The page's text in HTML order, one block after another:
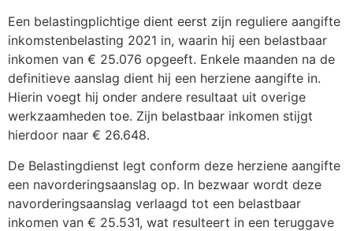
Een belastingplichtige dient eerst zijn reguliere aangifte
inkomstenbelasting 2021 in, waarin hij een belastbaar
inkomen van € 25.076 opgeeft. Enkele maanden na de
definitieve aanslag dient hij een herziene aangifte in.
Hierin voegt hij onder andere resultaat uit overige
werkzaamheden toe. Zijn belastbaar inkomen stijgt
hierdoor naar € 26.648.
De Belastingdienst legt conform deze herziene aangifte
een navorderingsaanslag op. In bezwaar wordt deze
navorderingsaanslag verlaagd tot een belastbaar
inkomen van € 25.531, wat resulteert in een teruggave